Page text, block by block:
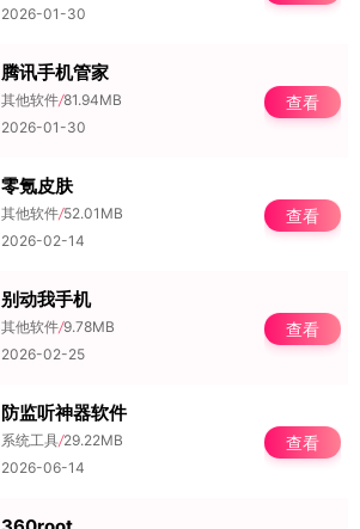
2026-01-30
腾讯手机管家
其他软件/81.94MB
2026-01-30
查看
零氪皮肤
其他软件/52.01MB
2026-02-14
查看
别动我手机
其他软件/9.78MB
2026-02-25
查看
防监听神器软件
系统工具/29.22MB
2026-06-14
查看